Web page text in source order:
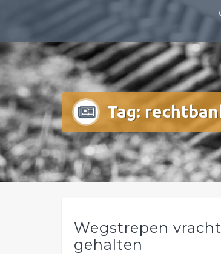
mestboete.nl
Tag:
Wegstrepen
gehalten